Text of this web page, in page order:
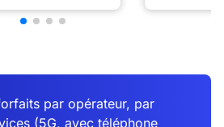
par opérateur, par
(5G, avec téléphone